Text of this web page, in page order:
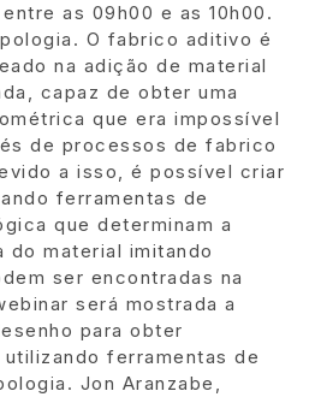
as 09h00 e as 10h00.
O fabrico aditivo é
na adição de material
capaz de obter uma
que era impossível
de processos de fabrico
a isso, é possível criar
ferramentas de
que determinam a
do material imitando
ser encontradas na
será mostrada a
para obter
ferramentas de
Jon Aranzabe,